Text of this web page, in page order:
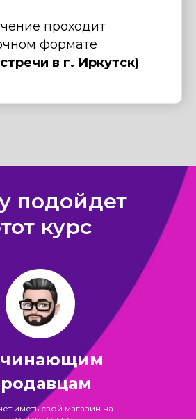
проходит
формате
в г. Иркутск)
подойдет
курс
иметь свой магазин на